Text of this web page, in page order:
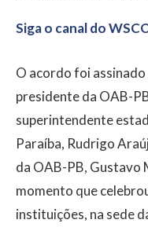
Siga o canal do
O acordo foi assinado
presidente da OAB-
superintendente
Paraíba, Rudrigo
da OAB-PB, Gustavo
momento que
instituições, na sede